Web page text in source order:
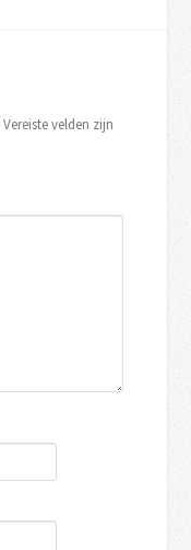
Vereiste velden zijn